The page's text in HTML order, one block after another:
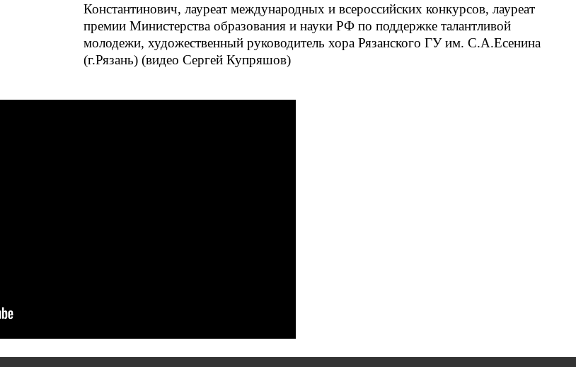
Константинович, лауреат международных и всероссийских конкурсов, лауреат
премии Министерства образования и науки РФ по поддержке талантливой
молодежи, художественный руководитель хора Рязанского ГУ им. С.А.Есенина
(г.Рязань) (видео Сергей Купряшов)